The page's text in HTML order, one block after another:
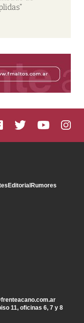
EditorialRumores
11, oficinas 6, 7 y 8